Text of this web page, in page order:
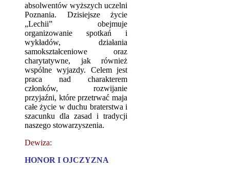
absolwentów wyższych uczelni
Poznania. Dzisiejsze życie
„Lechii” obejmuje
organizowanie spotkań i
wykładów, działania
samokształceniowe oraz
charytatywne, jak również
wspólne wyjazdy. Celem jest
praca nad charakterem
członków, rozwijanie
przyjaźni, które przetrwać maja
całe życie w duchu braterstwa i
szacunku dla zasad i tradycji
naszego stowarzyszenia.
Dewiza:
HONOR I OJCZYZNA